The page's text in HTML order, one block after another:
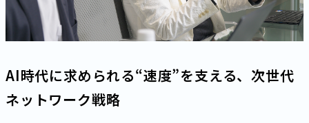
AI時代に求められる“速度”を支える、次世代
ネットワーク戦略